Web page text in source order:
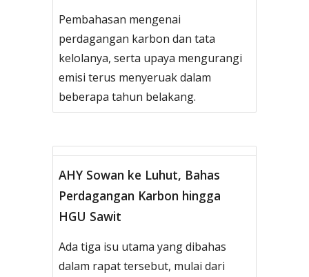
Pembahasan mengenai
perdagangan karbon dan tata
kelolanya, serta upaya mengurangi
emisi terus menyeruak dalam
beberapa tahun belakang.
AHY Sowan ke Luhut, Bahas
Perdagangan Karbon hingga
HGU Sawit
Ada tiga isu utama yang dibahas
dalam rapat tersebut, mulai dari